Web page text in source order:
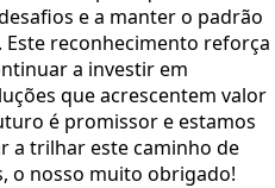
e a manter o padrão
reconhecimento reforça
a investir em
que acrescentem valor
é promissor e estamos
a trilhar este caminho de
o nosso muito obrigado!